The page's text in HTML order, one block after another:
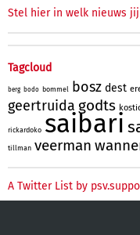
Stel hier in welk nieuws
Tagcloud
berg bodo bommel bosz dest
geertruida godts
rickardoko saibari
tillman veerman
A Twitter List by